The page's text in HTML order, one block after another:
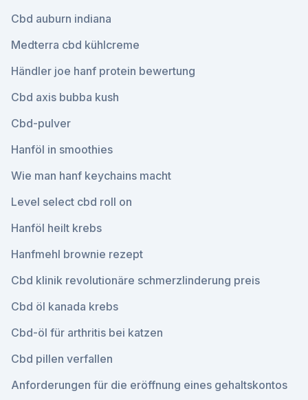
Cbd auburn indiana
Medterra cbd kühlcreme
Händler joe hanf protein bewertung
Cbd axis bubba kush
Cbd-pulver
Hanföl in smoothies
Wie man hanf keychains macht
Level select cbd roll on
Hanföl heilt krebs
Hanfmehl brownie rezept
Cbd klinik revolutionäre schmerzlinderung preis
Cbd öl kanada krebs
Cbd-öl für arthritis bei katzen
Cbd pillen verfallen
Anforderungen für die eröffnung eines gehaltskontos